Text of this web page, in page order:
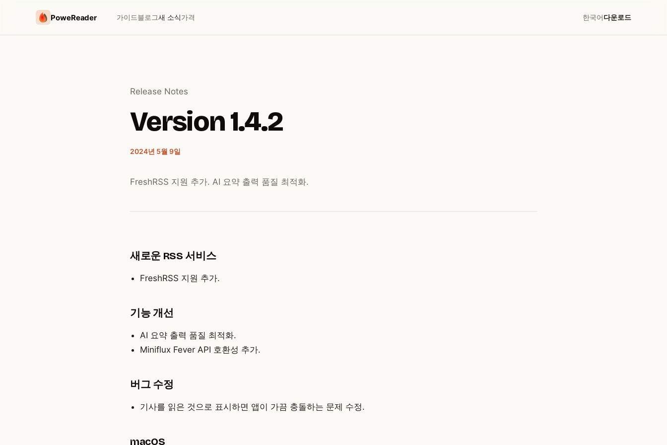
PoweReader 가이드블로그새 소식가격 한국어다운로드
Release Notes
Version 1.4.2
2024년 5월 9일
FreshRSS 지원 추가. AI 요약 출력 품질 최적화.
새로운 RSS 서비스
FreshRSS 지원 추가.
기능 개선
AI 요약 출력 품질 최적화.
Miniflux Fever API 호환성 추가.
버그 수정
기사를 읽은 것으로 표시하면 앱이 가끔 충돌하는 문제 수정.
macOS